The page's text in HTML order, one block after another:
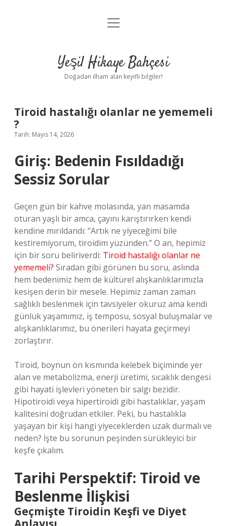
Anasayfa
Yasal Uyarı
menüyü
Yeşil Hikaye Bahçesi
Doğadan ilham alan keyifli bilgiler!
Tiroid hastalığı olanlar ne yememeli
?
Tarih: Mayıs 14, 2026
Giriş: Bedenin Fısıldadığı
Sessiz Sorular
Geçen gün bir kahve molasında, yan masamda
oturan yaşlı bir amca, çayını karıştırırken kendi
kendine mırıldandı: “Artık ne yiyeceğimi bile
kestiremiyorum, tiroidim yüzünden.” O an, hepimiz
için bir soru beliriverdi: Tiroid hastalığı olanlar ne
yememeli? Sıradan gibi görünen bu soru, aslında
hem bedenimiz hem de kültürel alışkanlıklarımızla
kesişen derin bir mesele. Hepimiz zaman zaman
sağlıklı beslenmek için tavsiyeler okuruz ama kendi
günlük yaşamımız, iş temposu, sosyal buluşmalar ve
alışkanlıklarımız, bu önerileri hayata geçirmeyi
zorlaştırır.
Tiroid, boynun ön kısmında kelebek biçiminde yer
alan ve metabolizma, enerji üretimi, sıcaklık dengesi
gibi hayati işlevleri yöneten bir salgı bezidir.
Hipotiroidi veya hipertiroidi gibi hastalıklar, yaşam
kalitesini doğrudan etkiler. Peki, bu hastalıkla
yaşayan bir kişi hangi yiyeceklerden uzak durmalı ve
neden? İşte bu sorunun peşinden sürükleyici bir
keşfe çıkalım.
Tarihi Perspektif: Tiroid ve
Beslenme İlişkisi
Geçmişte Tiroidin Keşfi ve Diyet